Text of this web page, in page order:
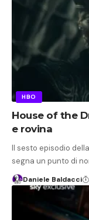
HBO
House of the
e rovina
Il sesto episodio
segna un punto di
Daniele Baldacci